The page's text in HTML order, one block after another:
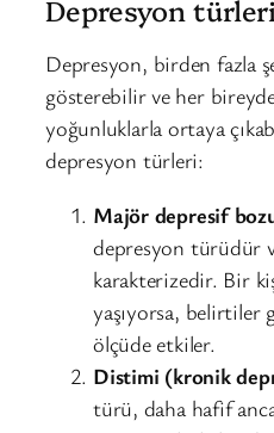
Depresyon türleri
Depresyon, birden fazla
gösterebilir ve her
yoğunluklarla ortaya
depresyon türleri:
Majör depresif
depresyon türüdür
karakterizedir. Bir
yaşıyorsa, belirtiler
ölçüde etkiler.
Distimi (kronik
türü, daha hafif